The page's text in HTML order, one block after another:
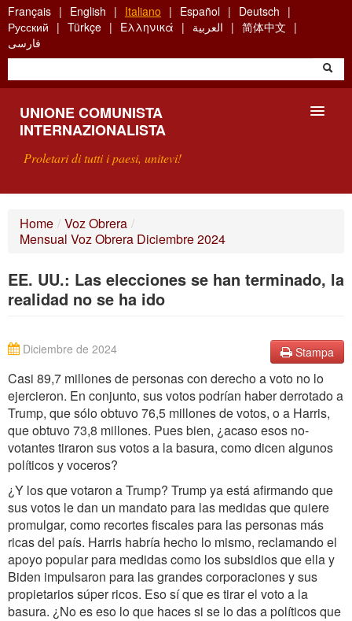
Skip
to
main
content
Français English Italiano Español
Deutsch
Русский
Türkçe Ελληνικά العربية
简体中文
فارسی
UNIONE COMUNISTA
INTERNAZIONALISTA
Proletari di tutti i paesi, unitevi!
COS'È L'UCI ?
RICERCA
Home / Voz Obrera /
Mensual Voz Obrera Diciembre 2024
EE. UU.: Las elecciones se han terminado, la
realidad no se ha ido
Stampa
Diciembre de 2024
Casi 89,7 millones de personas con derecho a voto no lo
ejercieron. En conjunto, sus votos podrían haber derrotado a
Trump, que sólo obtuvo 76,5 millones de votos, o a Harris,
que obtuvo 73,8 millones. Pues bien, ¿acaso esos no-
votantes tiraron sus votos a la basura, como dicen algunos
políticos y voceros?
¿Y los que votaron a Trump? Trump ya está afirmando que
sus votos le dan un mandato para las medidas que quiere
promulgar, como recortes fiscales para las personas más
ricas del país. Harris habría hecho lo mismo, reclamando el
apoyo popular para medidas como los subsidios que ella y
Biden impulsaron para las grandes corporaciones y sus
propietarios súper ricos. Eso sí que es tirar el voto a la
basura. ¿No es eso lo que haces si se lo das a políticos que